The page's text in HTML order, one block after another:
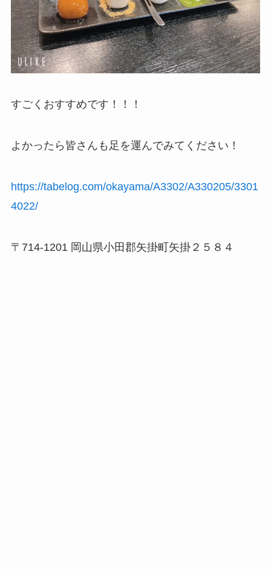
すごくおすすめです！！！
よかったら皆さんも足を運んでみてください！
https://tabelog.com/okayama/A3302/A330205/3301
4022/
〒714-1201 岡山県小田郡矢掛町矢掛２５８４